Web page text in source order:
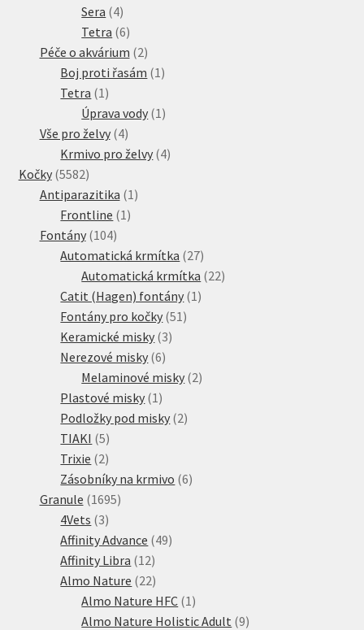
Sera 44
produkty
Tetra 66
produktů
Péče o akvárium 22
produkty
Boj proti řasám 1 1
Tetra 1 1
produkt
Úprava vody 1 1
Vše pro želvy 44
produkty
Krmivo pro želvy 44
Kočky 55825582
produktů
Antiparazitika 1 1
Frontline 1 1
Fontány 104104
produktů
Automatická krmítka 2727
produktů
Automatická krmítka 2222
Catit (Hagen) fontány 1 1
Fontány pro kočky 51 51
Keramické misky 33
Nerezové misky 66
produktů
Melaminové misky 22
Plastové misky 1 1
produkt
Podložky pod misky 22
TIAKI 55
produktů
Trixie 22
produkty
Zásobníky na krmivo 66
Granule 16951695
4Vets 33
produkty
Affinity Advance 4949
Affinity Libra 1212
produktů
Almo Nature 2222
produktů
Almo Nature HFC 1 1
produkt
Almo Nature Holistic Adult 99